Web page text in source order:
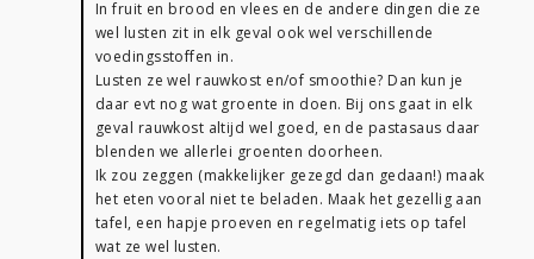
In fruit en brood en vlees en de andere dingen die ze
wel lusten zit in elk geval ook wel verschillende
voedingsstoffen in.
Lusten ze wel rauwkost en/of smoothie? Dan kun je
daar evt nog wat groente in doen. Bij ons gaat in elk
geval rauwkost altijd wel goed, en de pastasaus daar
blenden we allerlei groenten doorheen.
Ik zou zeggen (makkelijker gezegd dan gedaan!) maak
het eten vooral niet te beladen. Maak het gezellig aan
tafel, een hapje proeven en regelmatig iets op tafel
wat ze wel lusten.